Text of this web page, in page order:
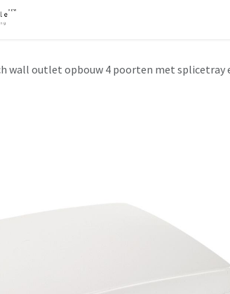
wall outlet opbouw 4 poorten met splicetray